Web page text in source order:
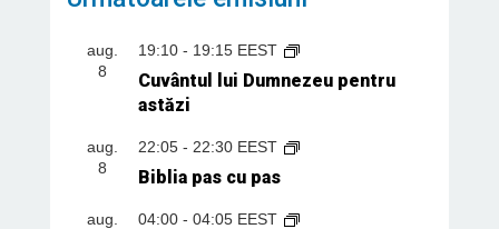
aug.
8
19:10- 19:15 EEST
Cuvântul lui Dumnezeu pentru
astăzi
aug.
8
22:05- 22:30 EEST
Biblia pas cu pas
aug.
04:00- 04:05 EEST